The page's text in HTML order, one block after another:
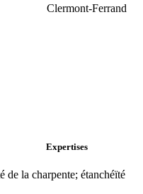
Clermont-Ferrand
Expertises
de la charpente; étanchéïté